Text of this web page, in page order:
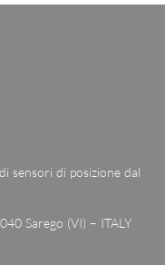
sensori di posizione dal
Sarego (VI) – ITALY